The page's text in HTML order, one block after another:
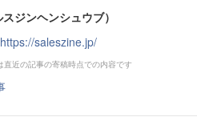
ジンヘンシュウブ）
https://saleszine.jp/
近の記事の寄稿時点での内容です